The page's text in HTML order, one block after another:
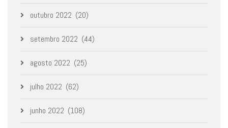
outubro 2022 (20)
setembro 2022 (44)
agosto 2022 (25)
julho 2022 (62)
junho 2022 (108)